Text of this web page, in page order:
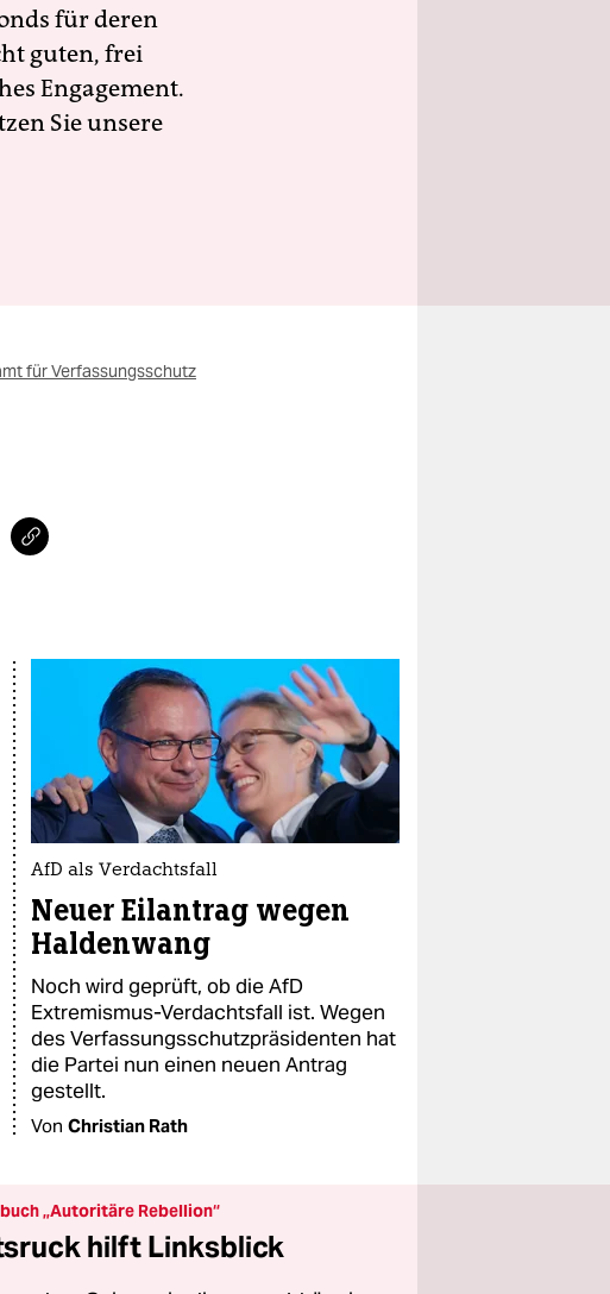
für deren
guten, frei
Engagement.
Sie unsere
für Verfassungsschutz
AfD als Verdachtsfall
Neuer Eilantrag wegen
Haldenwang
Noch wird geprüft, ob die AfD
Extremismus-Verdachtsfall ist. Wegen
des Verfassungsschutzpräsidenten hat
die Partei nun einen neuen Antrag
gestellt.
Von Christian Rath
„Autoritäre Rebellion“
hilft Linksblick